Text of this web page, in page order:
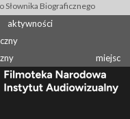
Słownika Biograficznego
aktywności
miejsc